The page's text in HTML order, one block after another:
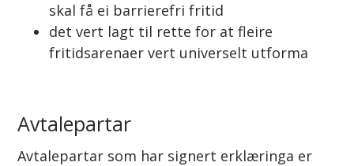
skal få ei barrierefri fritid
det vert lagt til rette for at fleire
fritidsarenaer vert universelt utforma
Avtalepartar
Avtalepartar som har signert erklæringa er